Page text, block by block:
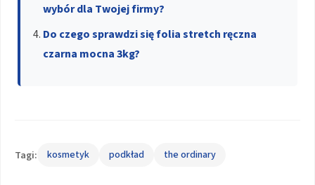
wybór dla Twojej firmy?
Do czego sprawdzi się folia stretch ręczna
czarna mocna 3kg?
Tagi: kosmetyk podkład the ordinary